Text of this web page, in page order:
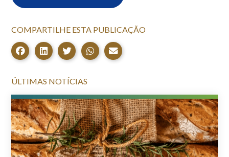
COMPARTILHE ESTA PUBLICAÇÃO
ÚLTIMAS NOTÍCIAS